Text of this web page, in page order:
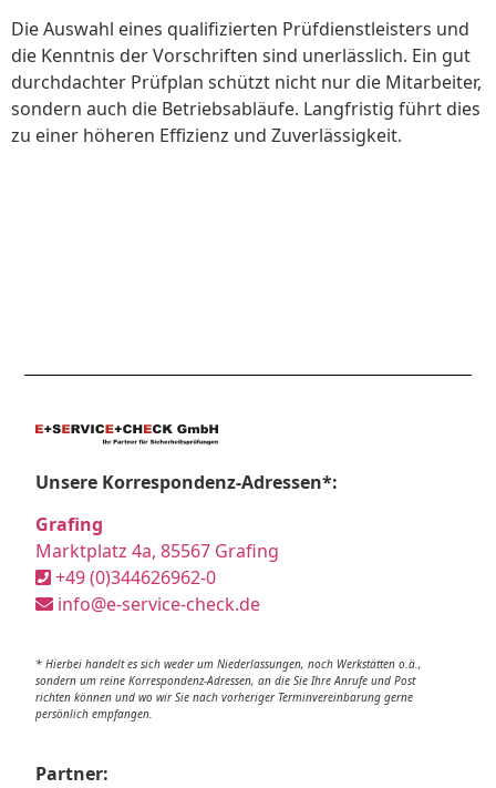
Die Auswahl eines qualifizierten Prüfdienstleisters und
die Kenntnis der Vorschriften sind unerlässlich. Ein gut
durchdachter Prüfplan schützt nicht nur die Mitarbeiter,
sondern auch die Betriebsabläufe. Langfristig führt dies
zu einer höheren Effizienz und Zuverlässigkeit.
Unsere Korrespondenz-Adressen*:
Grafing
Marktplatz 4a, 85567 Grafing
+49 (0)344626962-0
info@e-service-check.de
* Hierbei handelt es sich weder um Niederlassungen, noch Werkstätten o.ä.,
sondern um reine Korrespondenz-Adressen, an die Sie Ihre Anrufe und Post
richten können und wo wir Sie nach vorheriger Terminvereinbarung gerne
persönlich empfangen.
Partner: